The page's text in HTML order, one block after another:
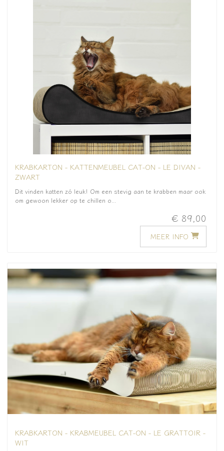
KRABKARTON - KATTENMEUBEL CAT-ON - LE DIVAN -
ZWART
Dit vinden katten zó leuk! Om een stevig aan te krabben maar ook
om gewoon lekker op te chillen o...
€ 89,00
MEER INFO
KRABKARTON - KRABMEUBEL CAT-ON - LE GRATTOIR -
WIT